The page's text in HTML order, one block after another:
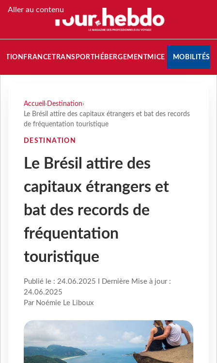
Aller au contenu
FRANCETRANSPORT HÉBERGEMENTMICE MOBILITÉS
Accueil › Destination›
Le Brésil attire des capitaux étrangers et bat des records
de fréquentation touristique
DESTINATION
Le Brésil attire des
capitaux étrangers et
bat des records de
fréquentation
touristique
Publié le : 24.06.2025 I Dernière Mise à jour :
24.06.2025
Par Noémie Le Liboux